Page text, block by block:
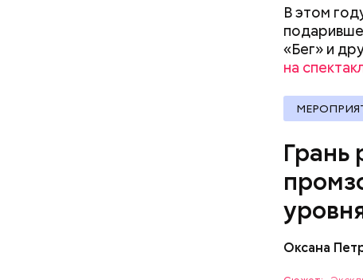
В этом
«Бег» и
на
Грань
Оксана